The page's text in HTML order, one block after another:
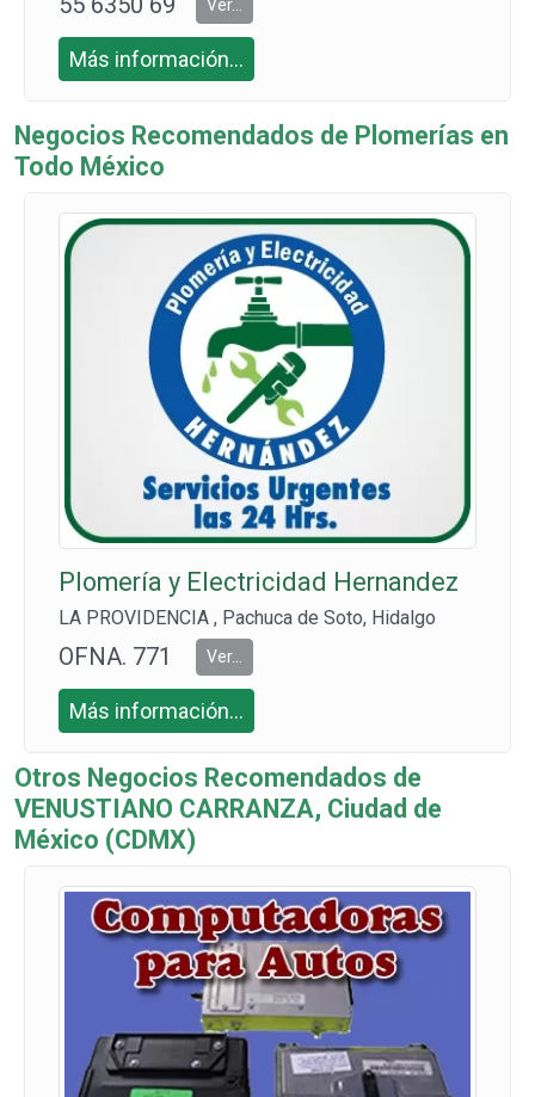
07 Y 55 630
2 5534
Ver...
Más información...
Negocios Recomendados de Plomerías en
Todo México
Plomería y Electricidad Hernandez
LA PROVIDENCIA , Pachuca de Soto, Hidalgo
OFNA. 771
693 9166 C
EL: 771 216
4534
Ver...
Más información...
Otros Negocios Recomendados de
VENUSTIANO CARRANZA, Ciudad de
México (CDMX)